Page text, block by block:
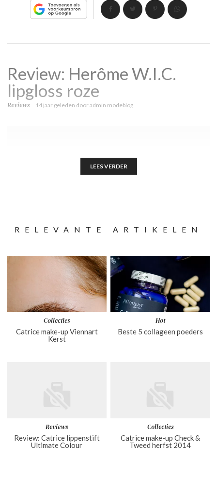
Review: Herôme W.I.C.
lipgloss roze
Reviews 14 jaar geleden dooradmin modeblog
LEES VERDER
RELEVANTE ARTIKELEN
Collecties
Catrice make-up Viennart
Kerst
Hot
Beste 5 collageen poeders
Reviews
Review: Catrice lippenstift
Ultimate Colour
Collecties
Catrice make-up Check &
Tweed herfst 2014